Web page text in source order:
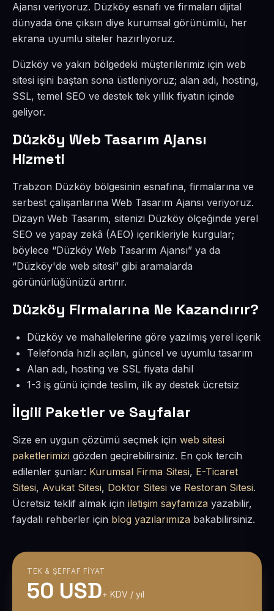
Ajansı veriyoruz. Düzköy esnafı ve firmaları dijital
dünyada öne çıksın diye kurumsal görünümlü, her
ekrana uyumlu siteler hazırlıyoruz.
Düzköy ve yakın bölgedeki müşterilerimiz için web
sitesi işini baştan sona üstleniyoruz; alan adı, hosting,
SSL, temel SEO ve destek tek yıllık fiyatın içinde
geliyor.
Düzköy Web Tasarım Ajansı
Hizmeti
Trabzon Düzköy bölgesinin esnafına, firmalarına ve
serbest çalışanlarına Web Tasarım Ajansı veriyoruz.
Dizayn Web Tasarım, sitenizi Düzköy ölçeğinde yerel
SEO ve yapay zekâ (AEO) içerikleriyle kurgular;
böylece “Düzköy Web Tasarım Ajansı” ya da
“Düzköy'de web sitesi” gibi aramalarda
görünürlüğünüzü artırır.
Düzköy Firmalarına Ne Kazandırır?
Düzköy ve mahallelerine göre yazılmış yerel içerik
Telefonda hızlı açılan, güncel ve uyumlu tasarım
Alan adı, hosting ve SSL fiyata dahil
1-3 iş günü içinde teslim, ilk ay destek ücretsiz
İlgili Paketler ve Sayfalar
Size en uygun çözümü seçmek için web sitesi
paketlerimizi gözden geçirebilirsiniz. En çok tercih
edilenler şunlar: Kurumsal Firma Sitesi, E-Ticaret
Sitesi, Avukat Sitesi, Doktor Sitesi ve Restoran Sitesi.
Ücretsiz teklif almak için iletişim sayfamıza yazabilir,
faydalı rehberler için blog yazılarımıza bakabilirsiniz.
TEK & ŞEFFAF FIYAT
50 USD+ KDV / yıl